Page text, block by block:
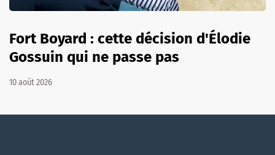
Fort Boyard : cette décision d'Élodie
Gossuin qui ne passe pas
10 août 2026